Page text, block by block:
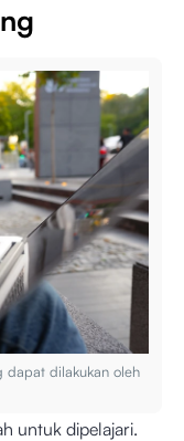
dapat dilakukan oleh
untuk dipelajari.